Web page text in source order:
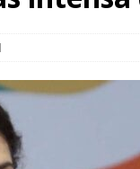
a hombre sin vida en
de cadáver en